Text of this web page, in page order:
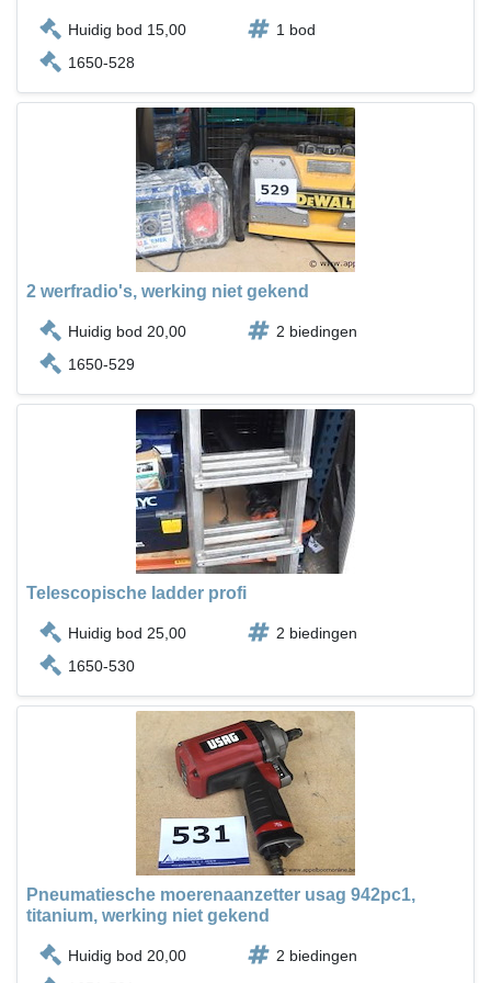
Huidig bod 15,00
1 bod
1650-528
2 werfradio's, werking niet gekend
Huidig bod 20,00
2 biedingen
1650-529
Telescopische ladder profi
Huidig bod 25,00
2 biedingen
1650-530
Pneumatiesche moerenaanzetter usag 942pc1,
titanium, werking niet gekend
Huidig bod 20,00
2 biedingen